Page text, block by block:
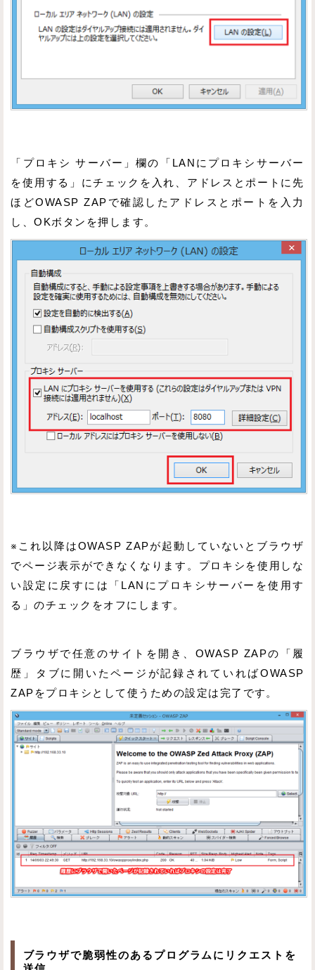
「プロキシ サーバー」欄の「LANにプロキシサーバー
を使用する」にチェックを入れ、アドレスとポートに先
ほどOWASP ZAPで確認したアドレスとポートを入力
し、OKボタンを押します。
※これ以降はOWASP ZAPが起動していないとブラウザ
でページ表示ができなくなります。プロキシを使用しな
い設定に戻すには「LANにプロキシサーバーを使用す
る」のチェックをオフにします。
ブラウザで任意のサイトを開き、OWASP ZAPの「履
歴」タブに開いたページが記録されていればOWASP
ZAPをプロキシとして使うための設定は完了です。
ブラウザで脆弱性のあるプログラムにリクエストを